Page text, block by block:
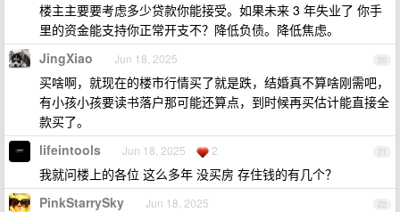
楼主主要要考虑多少贷款你能接受。如果未来 3 年失业了 你手
里的资金能支持你正常开支不？降低负债。降低焦虑。
20
JingXiao Jun 18, 2025
买啥啊，就现在的楼市行情买了就是跌，结婚真不算啥刚需吧，
有小孩小孩要读书落户那可能还算点，到时候再买估计能直接全
款买了。
21
lifeintools Jun 18, 2025 2
我就问楼上的各位 这么多年 没买房 存住钱的有几个？
22
PinkStarrySky Jun 18, 2025